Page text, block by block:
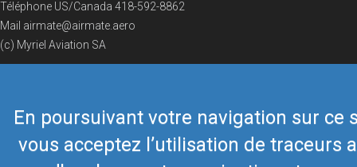
En poursuivant votre navigation sur ce
vous acceptez l’utilisation de traceurs
Téléphone US/Canada 418-592-8862
Mail airmate@airmate.aero
(c) Myriel Aviation SA
© 2019 Airmate - Conditions d'utilisation - Vie privée Back to top